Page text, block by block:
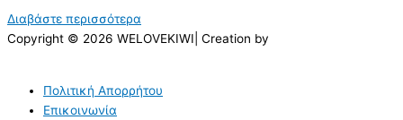
Διαβάστε περισσότερα
Copyright © 2026 WELOVEKIWI| Creation by
Πολιτική Απορρήτου
Επικοινωνία